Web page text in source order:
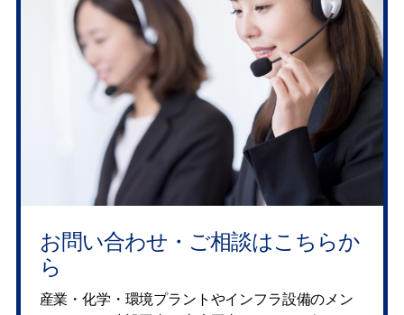
お問い合わせ・ご相談はこちらか
ら
産業・化学・環境プラントやインフラ設備のメン